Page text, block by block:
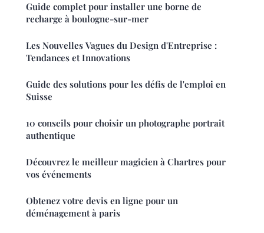
Guide complet pour installer une borne de
recharge à boulogne-sur-mer
Les Nouvelles Vagues du Design d'Entreprise :
Tendances et Innovations
Guide des solutions pour les défis de l'emploi en
Suisse
10 conseils pour choisir un photographe portrait
authentique
Découvrez le meilleur magicien à Chartres pour
vos événements
Obtenez votre devis en ligne pour un
déménagement à paris